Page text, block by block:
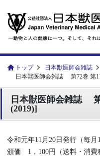
トップ 日本獣医師会雑誌
日本獣医師会雑誌 第72巻 第
日本獣医師会雑誌 第
(2019)]
令和元年11月20日発行（毎月
頒価 1，100円（送料・消費